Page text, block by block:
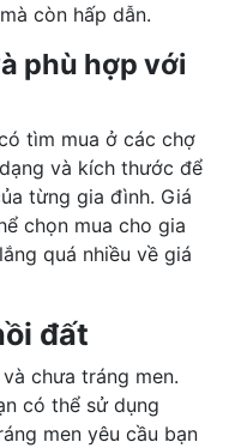
còn hấp dẫn.
phù hợp với
tìm mua ở các chợ
và kích thước để
từng gia đình. Giá
chọn mua cho gia
quá nhiều về giá
đất
chưa tráng men.
có thể sử dụng
men yêu cầu bạn